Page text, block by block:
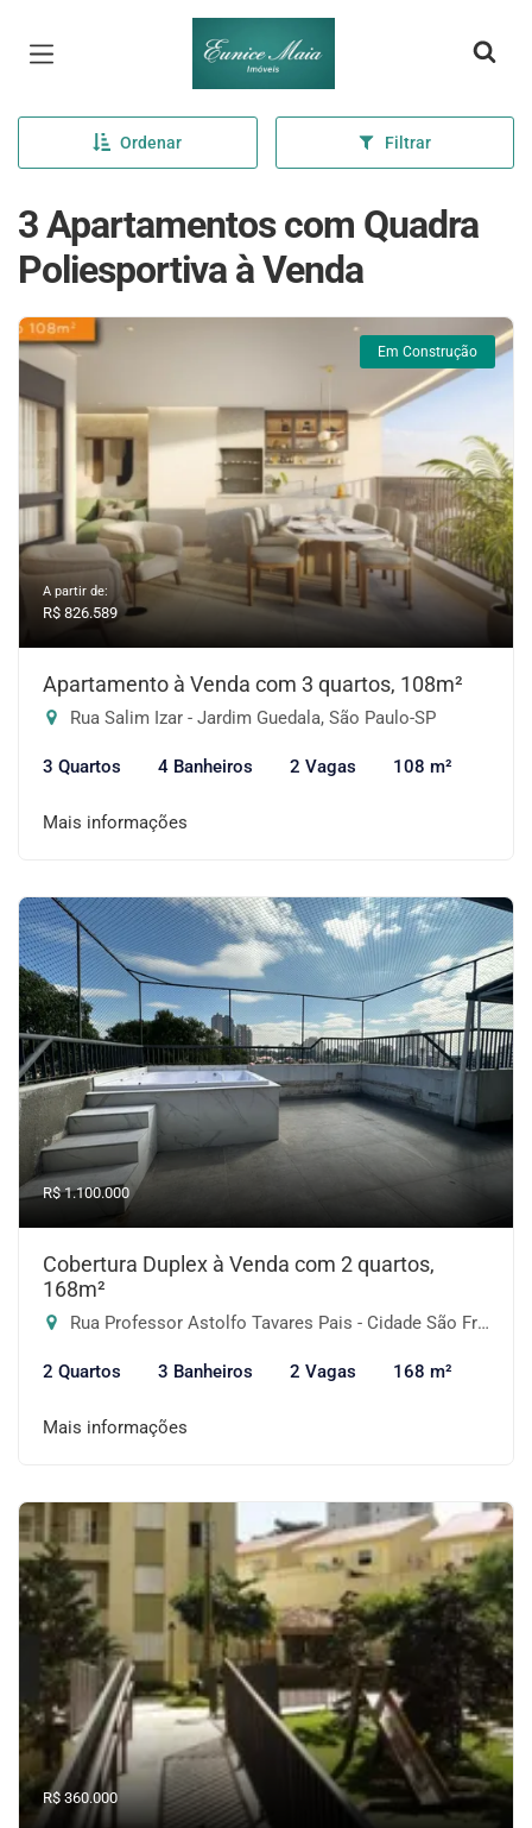
Página inicial
Ordenar Filtrar
3 Apartamentos com Quadra
Poliesportiva à Venda
Em Construção
A partir de:
R$ 826.589
Apartamento à Venda com 3 quartos, 108m²
Rua Salim Izar - Jardim Guedala, São Paulo-SP
3 Quartos 4 Banheiros 2 Vagas 108 m²
Mais informações
R$ 1.100.000
Cobertura Duplex à Venda com 2 quartos,
168m²
Rua Professor Astolfo Tavares Pais - Cidade São Francisco, São Paulo-SP
2 Quartos 3 Banheiros 2 Vagas 168 m²
Mais informações
R$ 360.000